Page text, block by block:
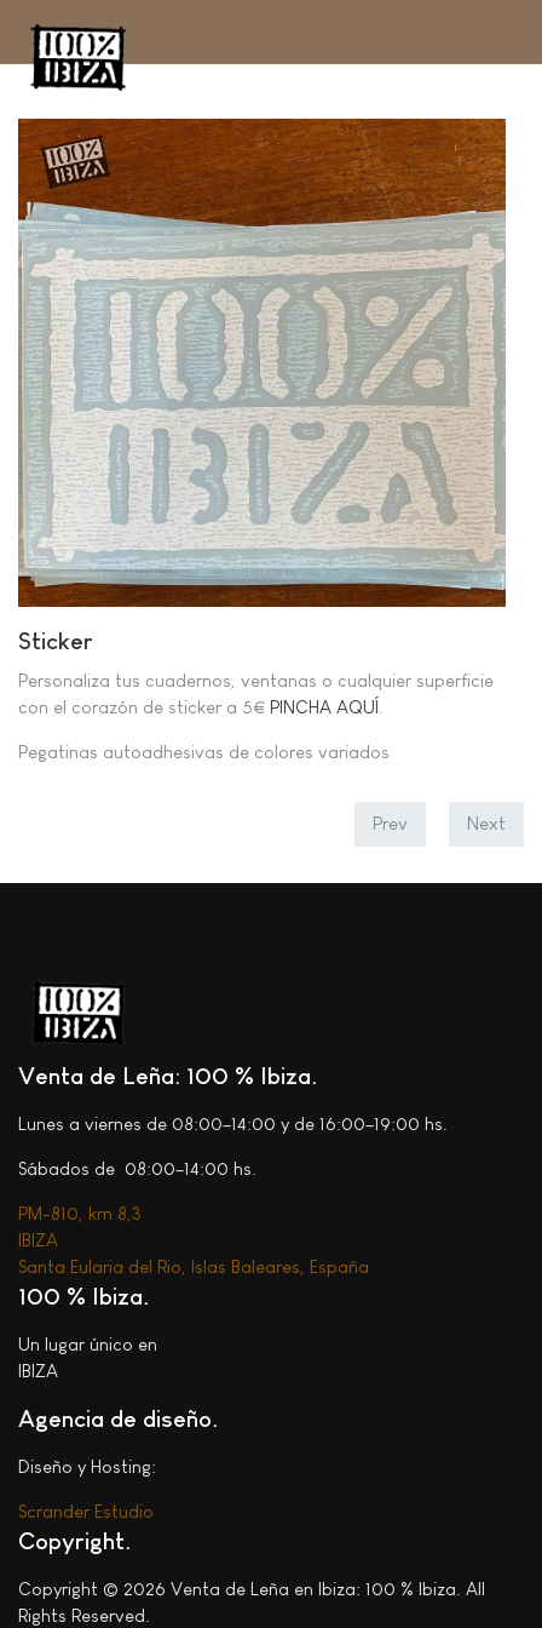
Sticker
Personaliza tus cuadernos, ventanas o cualquier superficie
con el corazón de sticker a 5€ PINCHA AQUÍ
Pegatinas autoadhesivas de colores variados
Prev Next
Venta de Leña: 100 % Ibiza
Lunes a viernes de 08:00–14:00 y de 16:00–19:00 hs.
Sábados de 08:00–14:00 hs.
PM-810, km 8,3
IBIZA
Santa Eularia del Rio, Islas Baleares, España
100 % Ibiza
Un lugar único en
IBIZA
Agencia de diseño.
Diseño y Hosting:
Scrander Estudio
Copyright
Copyright © 2026 Venta de Leña en Ibiza: 100 % Ibiza. All
Rights Reserved.